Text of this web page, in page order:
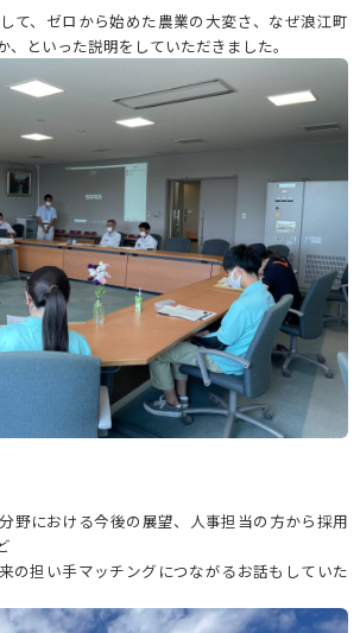
て、ゼロから始めた農業の大変さ、なぜ浪江町
といった説明をしていただきました。
野における今後の展望、人事担当の方から採用
の担い手マッチングにつながるお話もしていた